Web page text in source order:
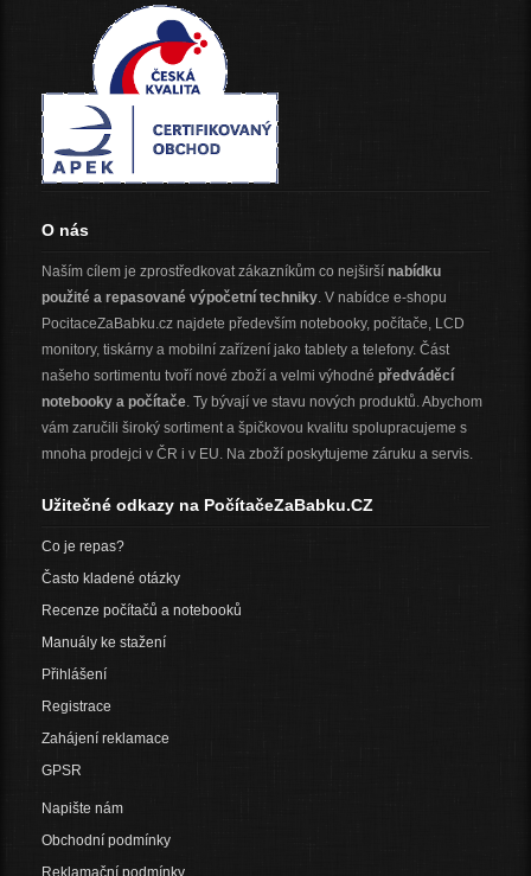
O nás
Naším cílem je zprostředkovat zákazníkům co nejširší nabídku
použité a repasované výpočetní techniky. V nabídce e-shopu
PocitaceZaBabku.cz najdete především notebooky, počítače, LCD
monitory, tiskárny a mobilní zařízení jako tablety a telefony. Část
našeho sortimentu tvoří nové zboží a velmi výhodné předváděcí
notebooky a počítače. Ty bývají ve stavu nových produktů. Abychom
vám zaručili široký sortiment a špičkovou kvalitu spolupracujeme s
mnoha prodejci v ČR i v EU. Na zboží poskytujeme záruku a servis.
Užitečné odkazy na PočítačeZaBabku.CZ
Co je repas?
Často kladené otázky
Recenze počítačů a notebooků
Manuály ke stažení
Přihlášení
Registrace
Zahájení reklamace
GPSR
Napište nám
Obchodní podmínky
Reklamační podmínky